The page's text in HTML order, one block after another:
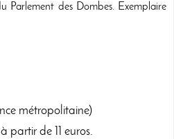
Parlement des Dombes. Exemplaire
métropolitaine)
partir de 11 euros.